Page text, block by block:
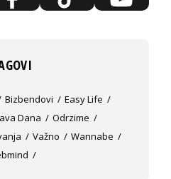
Bizbendovi
Easy Life
Dana
Odrzime
Važno
Wannabe